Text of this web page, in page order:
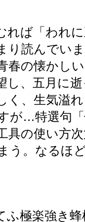
れば「われ
り読んでい
春の懐かし
し、五月に
く、生気溢
が…特選句
具の使い方
う。なるほ
ふ極楽強き